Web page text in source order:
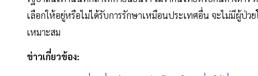
เลือกให้อยู่หรือไม่ได้รับการรักษาเหมือนประเทศอื่น จะไม่มีผู้ป่วย
เหมาะสม
ข่าวเกี่ยวข้อง: